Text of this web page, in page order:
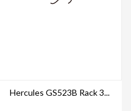
Hercules GS523B Rack 3...